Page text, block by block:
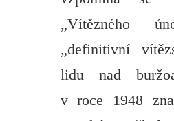
„Vítězného
„definitivní
lidu nad
v roce 1948